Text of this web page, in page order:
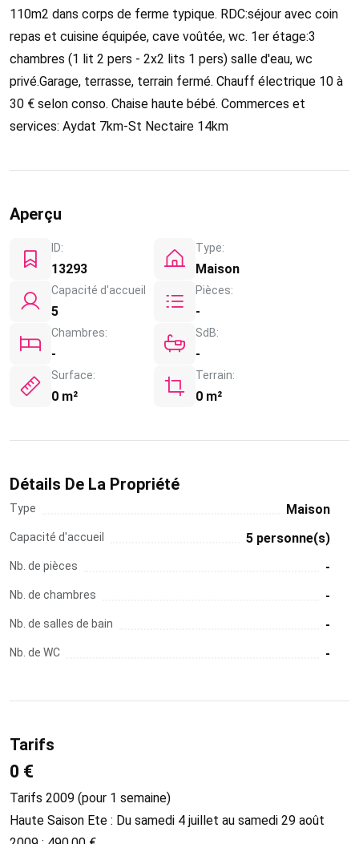
110m2 dans corps de ferme typique. RDC:séjour avec coin
repas et cuisine équipée, cave voûtée, wc. 1er étage:3
chambres (1 lit 2 pers - 2x2 lits 1 pers) salle d'eau, wc
privé.Garage, terrasse, terrain fermé. Chauff électrique 10 à
30 € selon conso. Chaise haute bébé. Commerces et
services: Aydat 7km-St Nectaire 14km
Aperçu
ID:
13293
Type:
Maison
Capacité d'accueil
5
Pièces:
-
Chambres:
-
SdB:
-
Surface:
0 m²
Terrain:
0 m²
Détails De La Propriété
Type Maison
Capacité d'accueil 5 personne(s)
Nb. de pièces -
Nb. de chambres -
Nb. de salles de bain -
Nb. de WC -
Tarifs
0 €
Tarifs 2009 (pour 1 semaine)
Haute Saison Ete : Du samedi 4 juillet au samedi 29 août